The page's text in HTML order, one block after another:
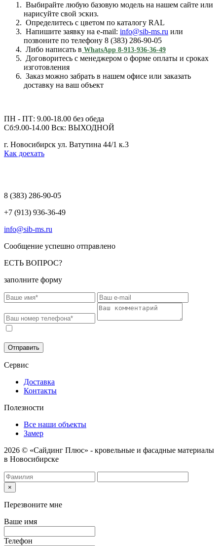
Выбирайте любую базовую модель на нашем сайте или
нарисуйте свой эскиз.
Определитесь с цветом по каталогу RAL
Напишите заявку на e-mail: info@sib-ms.ru или
позвоните по телефону 8 (383) 286-90-05
Либо написать в WhatsApp 8-913-936-36-49
Договоритесь с менеджером о форме оплаты и сроках
изготовления
Заказ можно забрать в нашем офисе или заказать
доставку на ваш объект
ПН - ПТ: 9.00-18.00 без обеда
Сб:9.00-14.00 Вск: ВЫХОДНОЙ
г. Новосибирск ул. Ватутина 44/1 к.3
Как доехать
8 (383) 286-90-05
+7 (913) 936-36-49
info@sib-ms.ru
Сообщение успешно отправлено
ЕСТЬ ВОПРОС?
заполните форму
Отправить
Сервис
Доставка
Контакты
Полезности
Все наши объекты
Замер
2026 © «Сайдинг Плюс» - кровельные и фасадные материалы
в Новосибирске
×
Перезвоните мне
Ваше имя
Телефон